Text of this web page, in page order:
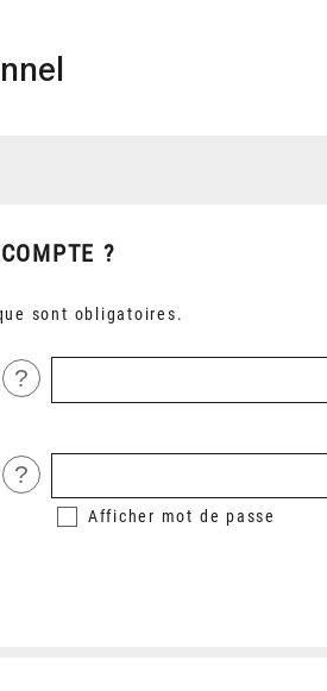
?
sont obligatoires.
?
?
Afficher mot de passe